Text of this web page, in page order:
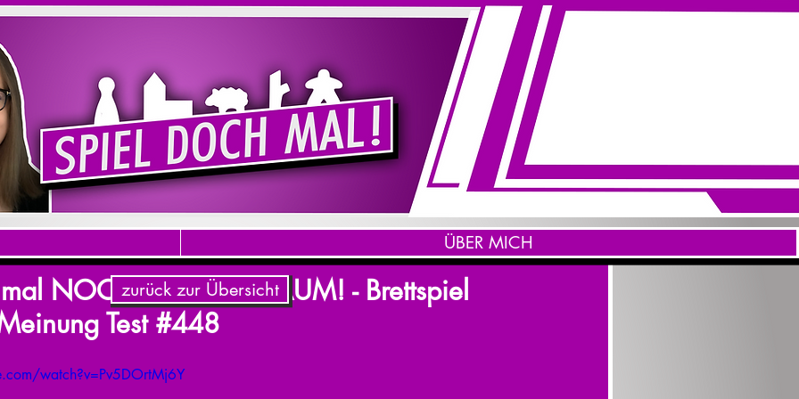
NOOBS IM WELTRAUM! - Brettspiel
Test #448
watch?v=Pv5DOrtMj6Y
zurück zur Übersicht
ÜBER MICH